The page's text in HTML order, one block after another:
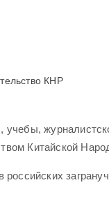
КНР
Китайской